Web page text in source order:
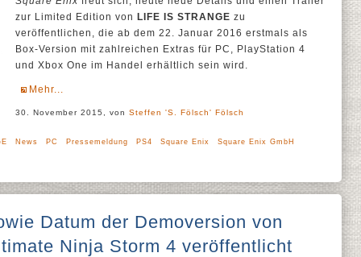
zur Limited Edition von LIFE IS STRANGE zu
veröffentlichen, die ab dem 22. Januar 2016 erstmals als
Box-Version mit zahlreichen Extras für PC, PlayStation 4
und Xbox One im Handel erhältlich sein wird.
Mehr...
30. November 2015, von Steffen 'S. Fölsch' Fölsch
News PC Pressemeldung PS4 Square Enix Square Enix GmbH
Datum der Demoversion von
Ninja Storm 4 veröffentlicht